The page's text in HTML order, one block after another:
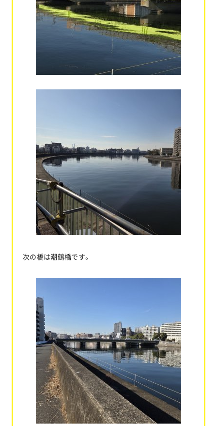
次の橋は潮鶴橋です。